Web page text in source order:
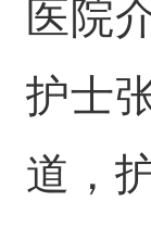
医院
护士
道，